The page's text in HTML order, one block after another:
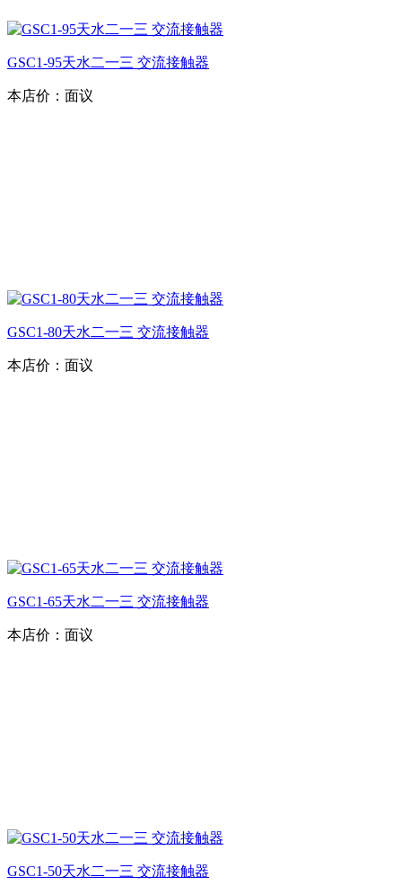
GSC1-95天水二一三 交流接触器
本店价： 面议
GSC1-80天水二一三 交流接触器
本店价： 面议
GSC1-65天水二一三 交流接触器
本店价： 面议
GSC1-50天水二一三 交流接触器